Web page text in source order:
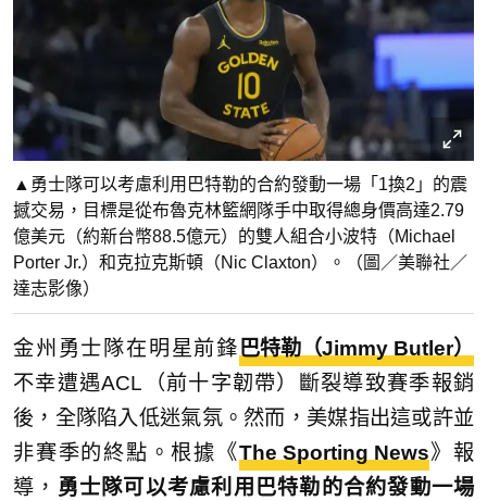
▲勇士隊可以考慮利用巴特勒的合約發動一場「1換2」的震
撼交易，目標是從布魯克林籃網隊手中取得總身價高達2.79
億美元（約新台幣88.5億元）的雙人組合小波特（Michael
Porter Jr.）和克拉克斯頓（Nic Claxton）。（圖／美聯社／
達志影像）
金州勇士隊在明星前鋒巴特勒（Jimmy Butler）
不幸遭遇ACL（前十字韌帶）斷裂導致賽季報銷
後，全隊陷入低迷氣氛。然而，美媒指出這或許並
非賽季的終點。根據《The Sporting News》報
導， 勇士隊可以考慮利用巴特勒的合約發動一場